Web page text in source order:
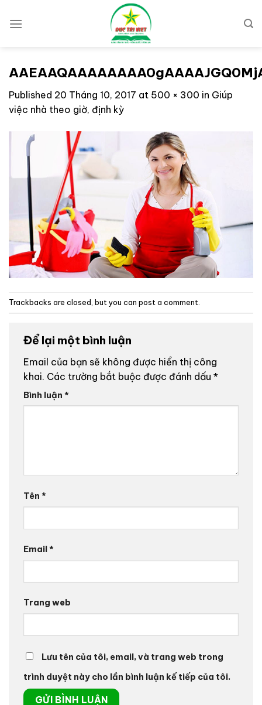
Published 20 Tháng 10, 2017 at 500 × 300 in Giúp
việc nhà theo giờ, định kỳ
Trackbacks are closed, but you can post a comment.
Để lại một bình luận
Email của bạn sẽ không được hiển thị công
khai. Các trường bắt buộc được đánh dấu *
Bình luận *
Tên *
Email*
Trang web
Lưu tên của tôi, email, và trang web trong
trình duyệt này cho lần bình luận kế tiếp của tôi.